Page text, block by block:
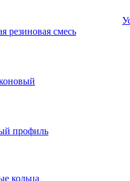
резиновая смесь
профиль
кольца